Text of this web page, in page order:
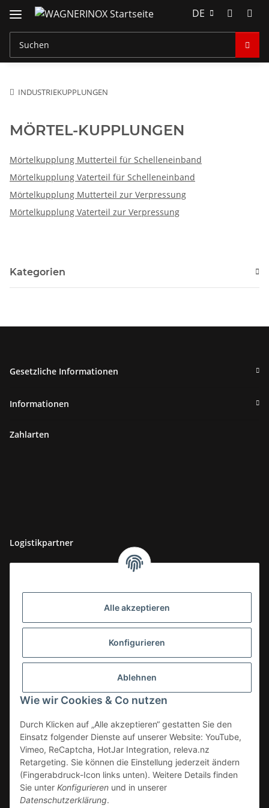
Alle akzeptieren
Konfigurieren
Ablehnen
Wie wir Cookies & Co nutzen
Durch Klicken auf „Alle akzeptieren“ gestatten Sie den
Einsatz folgender Dienste auf unserer Website: YouTube,
Vimeo, ReCaptcha, HotJar Integration, releva.nz
Retargeting. Sie können die Einstellung jederzeit ändern
(Fingerabdruck-Icon links unten). Weitere Details finden
Sie unter Konfigurieren und in unserer
Datenschutzerklärung.
DE
INDUSTRIEKUPPLUNGEN
MÖRTEL-KUPPLUNGEN
Mörtelkupplung Mutterteil für Schelleneinband
Mörtelkupplung Vaterteil für Schelleneinband
Mörtelkupplung Mutterteil zur Verpressung
Mörtelkupplung Vaterteil zur Verpressung
Kategorien
Gesetzliche Informationen
Informationen
Zahlarten
Logistikpartner
Vertrag widerrufen
* Alle Preise zzgl. gesetzlicher USt., zzgl.